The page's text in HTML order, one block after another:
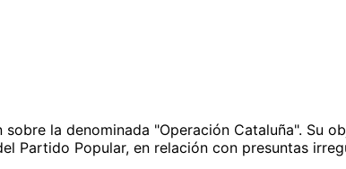
la denominada "Operación Cataluña". Su
Popular, en relación con presuntas